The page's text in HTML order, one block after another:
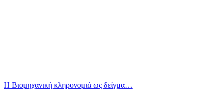
Η Βιομηχανική κληρονομιά ως δείγμα…